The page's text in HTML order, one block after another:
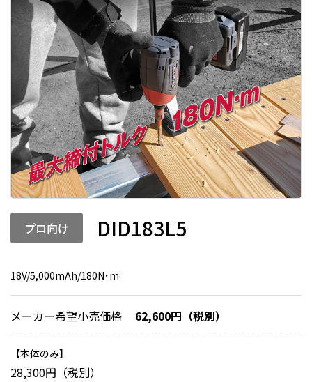
プロ向け DID183L5
18V/5,000mAh/180N･m
メーカー希望小売価格 62,600円（税別）
本体のみ
28,300円（税別）